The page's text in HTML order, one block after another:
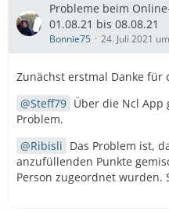
Probleme beim
01.08.21 bis 08.08.21
Bonnie75 24. Juli 2021
Zunächst erstmal Danke für
Steff79 Über die Ncl App
Problem.
Ribisli Das Problem ist,
anzufüllenden Punkte
Person zugeordnet wurden.